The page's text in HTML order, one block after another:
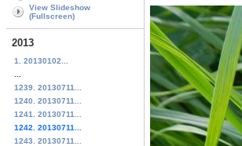
View Slideshow
(Fullscreen)
2013
1. 20130102...
1239. 20130711...
1240. 20130711...
1241. 20130711...
1242. 20130711...
1243. 20130711...